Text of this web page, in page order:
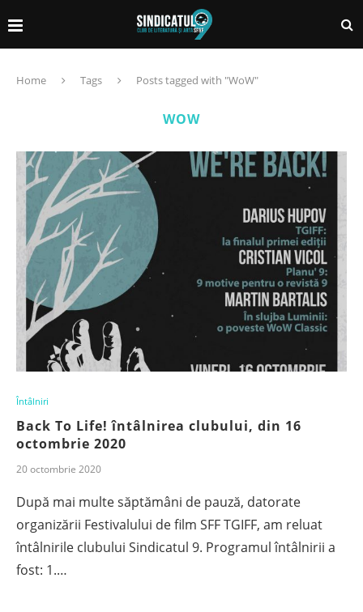
Home Tags Posts tagged with "WoW"
WOW
Întâlniri
Back To Life! întâlnirea clubului, din 16
octombrie 2020
20 octombrie 2020
După mai multe săptămâni de pauză, datorate
organizării Festivalului de film SFF TGIFF, am reluat
întâlnirile clubului Sindicatul 9. Programul întâlnirii a
fost: 1.…